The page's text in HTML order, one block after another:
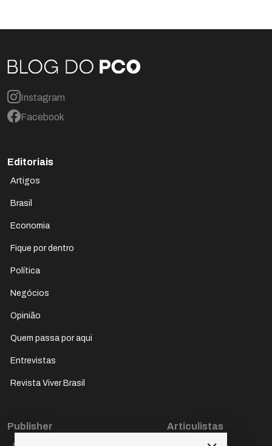
Instagram
Facebook
Editoriais
Artigos
Brasil
Economia
Fique por dentro
Política
Negócios
Opinião
Quem passa por aqui
Entrevistas
Revista Viver Brasil
Publisher
Articulistas